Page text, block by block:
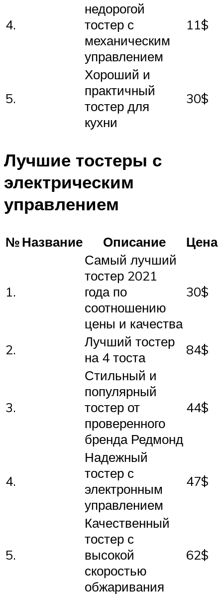
4.
недорогой
тостер с
механическим
управлением
11$
5.
Хороший и
практичный
тостер для
кухни
30$
Лучшие тостеры с
электрическим
управлением
№Название Описание Цена
1.
Самый лучший
тостер 2021
года по
соотношению
цены и качества
30$
2.
Лучший тостер
на 4 тоста
84$
3.
Стильный и
популярный
тостер от
проверенного
бренда Редмонд
44$
4.
Надежный
тостер с
электронным
управлением
47$
5.
Качественный
тостер с
высокой
скоростью
обжаривания
62$